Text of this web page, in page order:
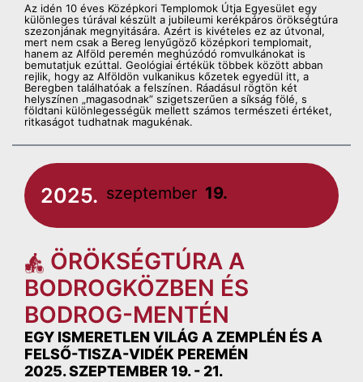
Az idén 10 éves Középkori Templomok Útja Egyesület egy
különleges túrával készült a jubileumi kerékpáros örökségtúra
szezonjának megnyitására. Azért is kivételes ez az útvonal,
mert nem csak a Bereg lenyűgöző középkori templomait,
hanem az Alföld peremén meghúzódó romvulkánokat is
bemutatjuk ezúttal. Geológiai értékük többek között abban
rejlik, hogy az Alföldön vulkanikus kőzetek egyedül itt, a
Beregben találhatóak a felszínen. Ráadásul rögtön két
helyszínen „magasodnak” szigetszerűen a síkság fölé, s
földtani különlegességük mellett számos természeti értéket,
ritkaságot tudhatnak magukénak.
2025. szeptember 19.
ÖRÖKSÉGTÚRA A
BODROGKÖZBEN ÉS
BODROG-MENTÉN
EGY ISMERETLEN VILÁG A ZEMPLÉN ÉS A
FELSŐ-TISZA-VIDÉK PEREMÉN
2025. SZEPTEMBER 19. - 21.